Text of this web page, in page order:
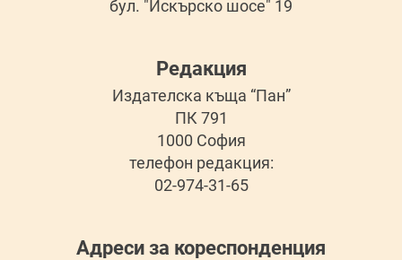
бул. "Искърско шосе" 19
Редакция
Издателска къща “Пан”
ПК 791
1000 София
телефон редакция:
02-974-31-65
Адреси за кореспонденция